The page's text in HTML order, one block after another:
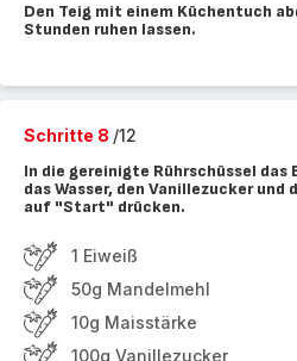
Den Teig mit einem Küchentuch
Stunden ruhen lassen.
Schritte 8 /12
In die gereinigte Rührschüssel
das Wasser, den Vanillezucker und
auf "Start" drücken.
1 Eiweiß
50g Mandelmehl
10g Maisstärke
100g Vanillezucker